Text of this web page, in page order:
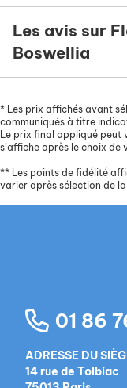
Les avis sur
Boswellia
* Les prix affichés avant
communiqués à titre
Le prix final appliqué peut
s’affiche après le choix de
** Les points de fidélité
varier après sélection de
01 86
ADRESSE DU
14 rue de Tolbiac